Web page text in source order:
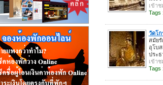
เข้า
Tags :
วัดโก
สมัย
อุโบ
ประ
เข้า
Tags :